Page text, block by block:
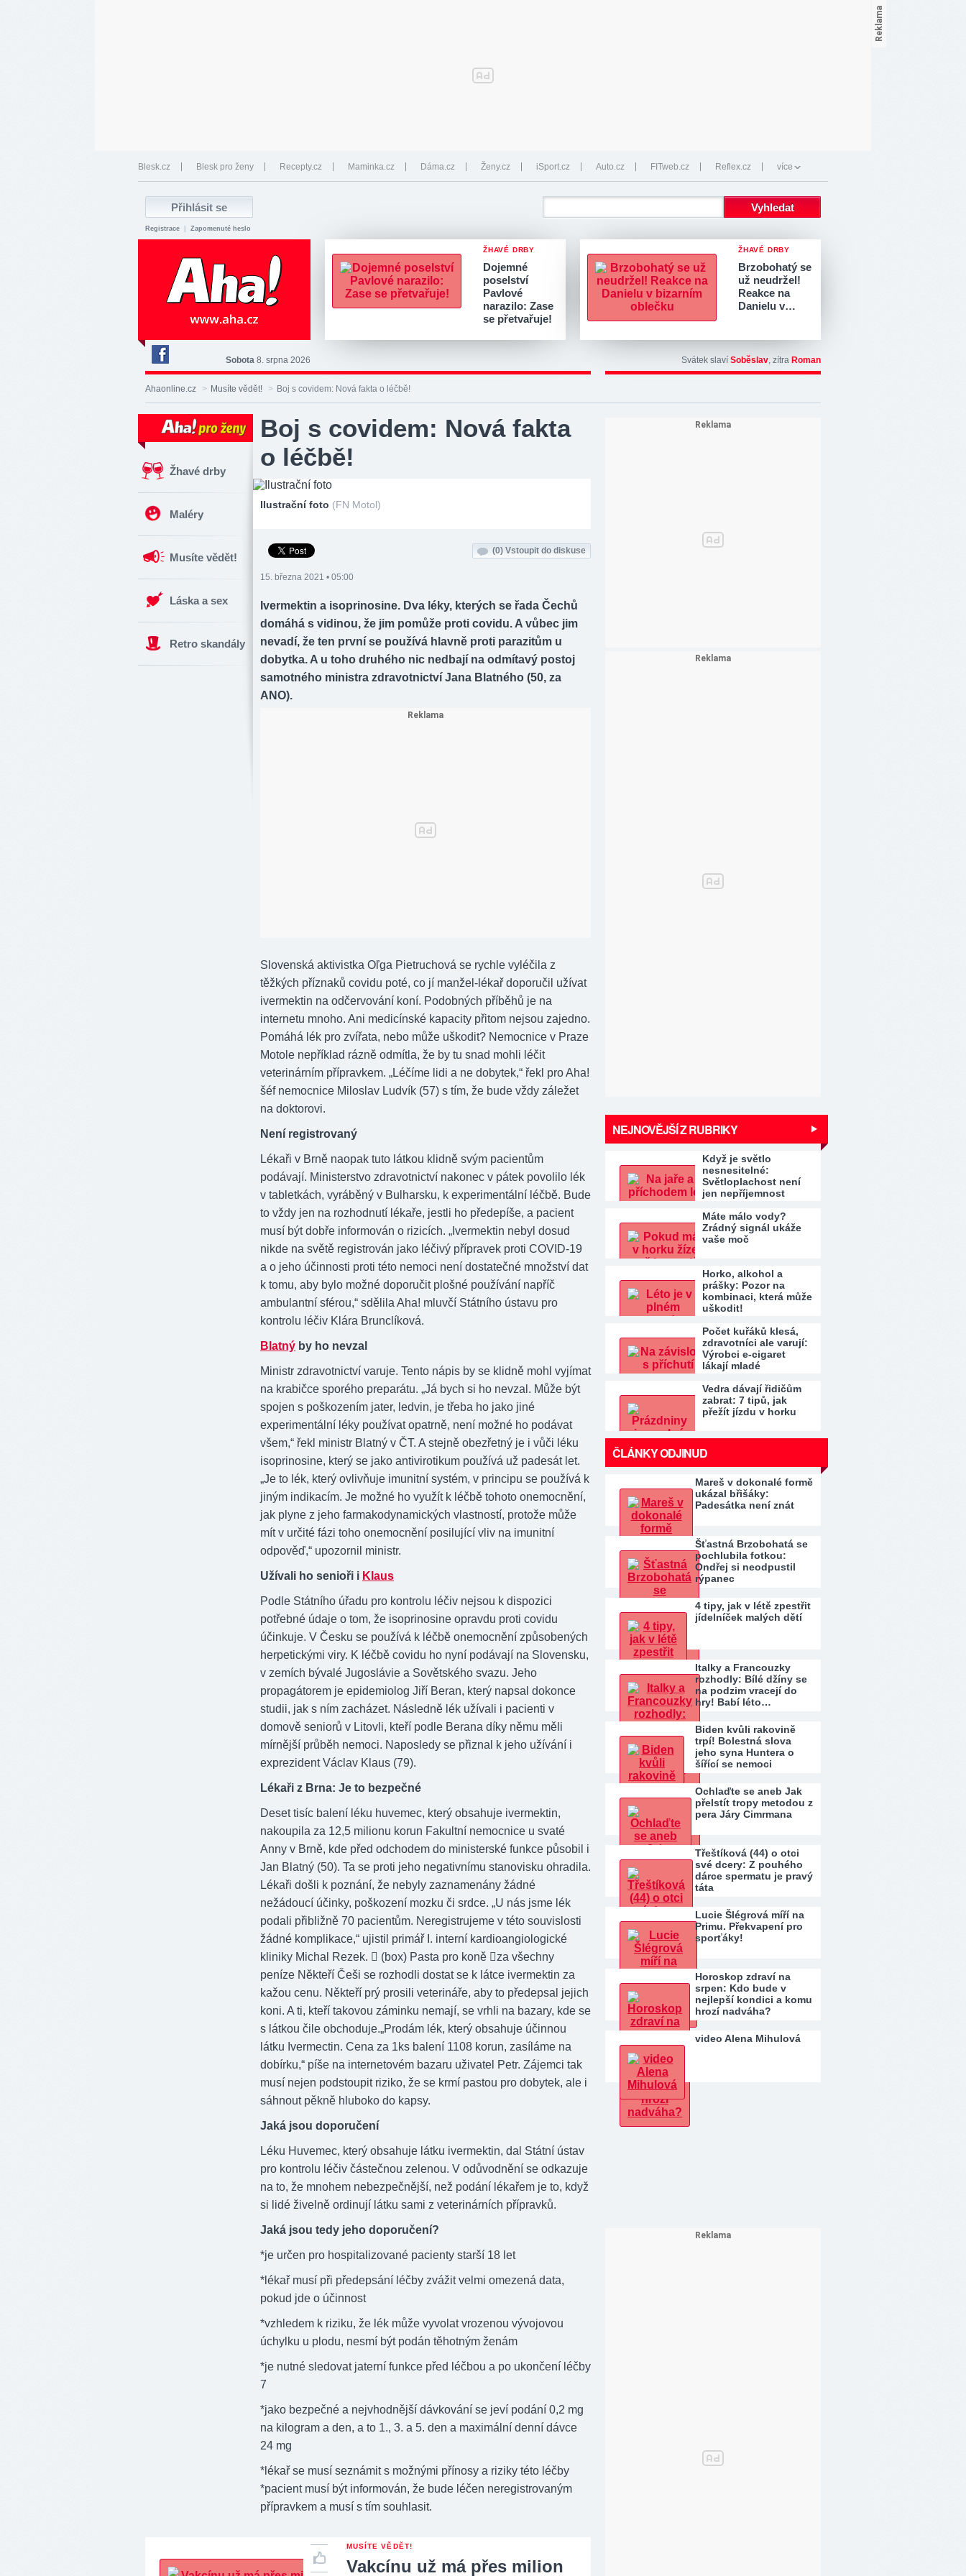
Blesk.cz Blesk pro ženy Recepty.cz Maminka.cz Dáma.cz Ženy.cz iSport.cz Auto.cz FITweb.cz Reflex.cz více
Registrace Zapomenuté heslo
ŽHAVÉ DRBY
Dojemné
poselství
Pavlové
narazilo: Zase
se přetvařuje!
ŽHAVÉ DRBY
Brzobohatý se
už neudržel!
Reakce na
Danielu v…
Deník
Aha!
na
Sobota 8. srpna 2026 Svátek slaví Soběslav, zítra Roman
Ahaonline.cz > Musíte vědět! > Boj s covidem: Nová fakta o léčbě!
Žhavé drby
Maléry
Musíte vědět!
Láska a sex
Retro skandály
Boj s covidem: Nová fakta
o léčbě!
Ilustrační foto (FN Motol)
(0) Vstoupit do diskuse
15. března 2021 • 05:00
Ivermektin a isoprinosine. Dva léky, kterých se řada Čechů
domáhá s vidinou, že jim pomůže proti covidu. A vůbec jim
nevadí, že ten první se používá hlavně proti parazitům u
dobytka. A u toho druhého nic nedbají na odmítavý postoj
samotného ministra zdravotnictví Jana Blatného (50, za
ANO).
Slovenská aktivistka Oľga Pietruchová se rychle vyléčila z
těžkých příznaků covidu poté, co jí manžel-lékař doporučil užívat
ivermektin na odčervování koní. Podobných příběhů je na
internetu mnoho. Ani medicínské kapacity přitom nejsou zajedno.
Pomáhá lék pro zvířata, nebo může uškodit? Nemocnice v Praze
Motole nepříklad rázně odmítla, že by tu snad mohli léčit
veterinárním přípravkem. „Léčíme lidi a ne dobytek,“ řekl pro Aha!
šéf nemocnice Miloslav Ludvík (57) s tím, že bude vždy záležet
na doktorovi.
Není registrovaný
Lékaři v Brně naopak tuto látkou klidně svým pacientům
podávají. Ministerstvo zdravotnictví nakonec v pátek povolilo lék
v tabletkách, vyráběný v Bulharsku, k experimentální léčbě. Bude
to vždy jen na rozhodnutí lékaře, jestli ho předepíše, a pacient
musí být dobře informován o rizicích. „Ivermektin nebyl dosud
nikde na světě registrován jako léčivý přípravek proti COVID-19
a o jeho účinnosti proti této nemoci není dostatečné množství dat
k tomu, aby bylo možné doporučit plošné používání napříč
ambulantní sférou,“ sdělila Aha! mluvčí Státního ústavu pro
kontrolu léčiv Klára Brunclíková.
Blatný by ho nevzal
Ministr zdravotnictví varuje. Tento nápis by se klidně mohl vyjímat
na krabičce sporého preparátu. „Já bych si ho nevzal. Může být
spojen s poškozením jater, ledvin, je třeba ho jako jiné
experimentální léky používat opatrně, není možné ho podávat
všem,“ řekl ministr Blatný v ČT. A stejně obezřetný je i vůči léku
isoprinosine, který se jako antivirotikum používá už padesát let.
„Je to lék, který ovlivňuje imunitní systém, v principu se používá k
jiným indikacím. Je možné ho využít k léčbě tohoto onemocnění,
jak plyne z jeho farmakodynamických vlastností, protože může
mít v určité fázi toho onemocnění posilující vliv na imunitní
odpověď,“ upozornil ministr.
Užívali ho senioři i Klaus
Podle Státního úřadu pro kontrolu léčiv nejsou k dispozici
potřebné údaje o tom, že isoprinosine opravdu proti covidu
účinkuje. V Česku se používá k léčbě onemocnění způsobených
herpetickými viry. K léčbě covidu ho nyní podávají na Slovensku,
v zemích bývalé Jugoslávie a Sovětského svazu. Jeho
propagátorem je epidemiolog Jiří Beran, který napsal dokonce
studii, jak s ním zacházet. Následně lék užívali i pacienti v
domově seniorů v Litovli, kteří podle Berana díky němu měli
mírnější průběh nemoci. Naposledy se přiznal k jeho užívání i
exprezident Václav Klaus (79).
Lékaři z Brna: Je to bezpečné
Deset tisíc balení léku huvemec, který obsahuje ivermektin,
nakoupila za 12,5 milionu korun Fakultní nemocnice u svaté
Anny v Brně, kde před odchodem do ministerské funkce působil i
Jan Blatný (50). Ta se proti jeho negativnímu stanovisku ohradila.
Lékaři došli k poznání, že nebyly zaznamenány žádné
nežádoucí účinky, poškození mozku či srdce. „U nás jsme lék
podali přibližně 70 pacientům. Neregistrujeme v této souvislosti
žádné komplikace,“ ujistil primář I. interní kardioangiologické
kliniky Michal Rezek. ﷯ (box) Pasta pro koně ﷯za všechny
peníze Někteří Češi se rozhodli dostat se k látce ivermektin za
kažou cenu. Někteří prý prosili veterináře, aby to předepsal jejich
koni. A ti, kteří takovou záminku nemají, se vrhli na bazary, kde se
s látkou čile obchoduje.„Prodám lék, který obsahuje účinnou
látku Ivermectin. Cena za 1ks balení 1108 korun, zasíláme na
dobírku,“ píše na internetovém bazaru uživatel Petr. Zájemci tak
musí nejen podstoupit riziko, že se krmí pastou pro dobytek, ale i
sáhnout pěkně hluboko do kapsy.
Jaká jsou doporučení
Léku Huvemec, který obsahuje látku ivermektin, dal Státní ústav
pro kontrolu léčiv částečnou zelenou. V odůvodnění se odkazuje
na to, že mnohem nebezpečnější, než podání lékařem je to, když
si lidé živelně ordinují látku sami z veterinárních přípravků.
Jaká jsou tedy jeho doporučení?
*je určen pro hospitalizované pacienty starší 18 let
*lékař musí při předepsání léčby zvážit velmi omezená data,
pokud jde o účinnost
*vzhledem k riziku, že lék může vyvolat vrozenou vývojovou
úchylku u plodu, nesmí být podán těhotným ženám
*je nutné sledovat jaterní funkce před léčbou a po ukončení léčby
7
*jako bezpečné a nejvhodnější dávkování se jeví podání 0,2 mg
na kilogram a den, a to 1., 3. a 5. den a maximální denní dávce
24 mg
*lékař se musí seznámit s možnými přínosy a riziky této léčby
*pacient musí být informován, že bude léčen neregistrovaným
přípravkem a musí s tím souhlasit.
MUSÍTE VĚDĚT!
Vakcínu už má přes milion
NEJNOVĚJŠÍ Z RUBRIKY
Když je světlo
nesnesitelné:
Světloplachost není
jen nepříjemnost
Máte málo vody?
Zrádný signál ukáže
vaše moč
Horko, alkohol a
prášky: Pozor na
kombinaci, která může
uškodit!
Počet kuřáků klesá,
zdravotníci ale varují:
Výrobci e-cigaret
lákají mladé
Vedra dávají řidičům
zabrat: 7 tipů, jak
přežít jízdu v horku
ČLÁNKY ODJINUD
Mareš v dokonalé formě
ukázal břišáky:
Padesátka není znát
Šťastná Brzobohatá se
pochlubila fotkou:
Ondřej si neodpustil
rýpanec
4 tipy, jak v létě zpestřit
jídelníček malých dětí
Italky a Francouzky
rozhodly: Bílé džíny se
na podzim vracejí do
hry! Babí léto…
Biden kvůli rakovině
trpí! Bolestná slova
jeho syna Huntera o
šířící se nemoci
Ochlaďte se aneb Jak
přelstít tropy metodou z
pera Járy Cimrmana
Třeštíková (44) o otci
své dcery: Z pouhého
dárce spermatu je pravý
táta
Lucie Šlégrová míří na
Primu. Překvapení pro
sporťáky!
Horoskop zdraví na
srpen: Kdo bude v
nejlepší kondici a komu
hrozí nadváha?
video Alena Mihulová